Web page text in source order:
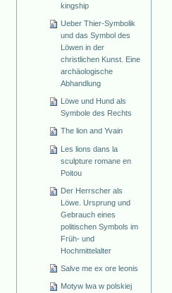
kingship
Ueber Thier-Symbolik
und das Symbol des
Löwen in der
christlichen Kunst. Eine
archäologische
Abhandlung
Löwe und Hund als
Symbole des Rechts
The lion and Yvain
Les lions dans la
sculpture romane en
Poitou
Der Herrscher als
Löwe. Ursprung und
Gebrauch eines
politischen Symbols im
Früh- und
Hochmittelalter
Salve me ex ore leonis
Motyw lwa w polskiej